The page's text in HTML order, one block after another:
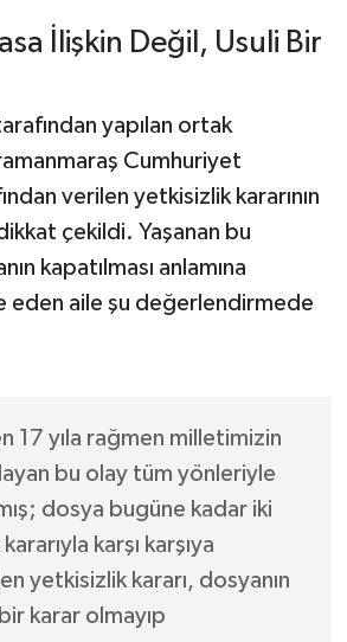
İlişkin Değil, Usuli Bir
yapılan ortak
Cumhuriyet
verilen yetkisizlik kararının
çekildi. Yaşanan bu
kapatılması anlamına
eden aile şu değerlendirmede
17 yıla rağmen milletimizin
bu olay tüm yönleriyle
dosya bugüne kadar iki
karşı karşıya
yetkisizlik kararı, dosyanın
karar olmayıp